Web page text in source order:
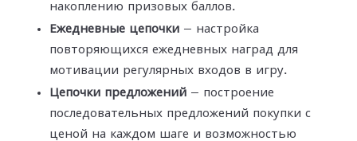
накоплению призовых баллов.
Ежедневные цепочки — настройка
повторяющихся ежедневных наград для
мотивации регулярных входов в игру.
Цепочки предложений — построение
последовательных предложений покупки с
ценой на каждом шаге и возможностью